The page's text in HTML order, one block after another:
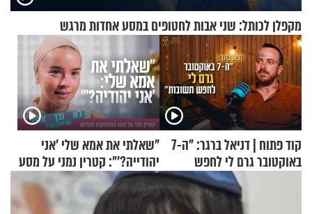
מקפלן לכותל: שני אבות לחטופים במסע אחדות מרגש
קוד פתוח | דניאל ברגר: "ה-7
באוקטובר גרם לי לחפש
"שאלתי את אמא שלי 'אני
יהודייה?'": קטרין נמני על מסע
ההתחזקות המרגש